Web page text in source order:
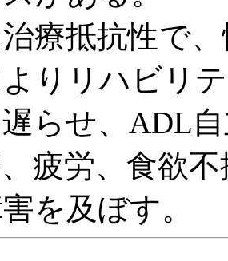
療抵抗性で
りリハビリ
らせ、ADL
疲労、食欲
を及ぼす。